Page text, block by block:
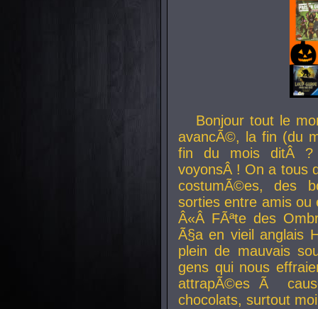
Bonjour tout le
avancÃ©, la fin (du
fin du mois ditÂ ?
voyonsÂ ! On a tous
costumÃ©es, des
sorties entre amis
Â«Â FÃªte des
Ã§a en vieil anglais
plein de mauvais
gens qui nous
attrapÃ©es Ã
chocolats, surtout